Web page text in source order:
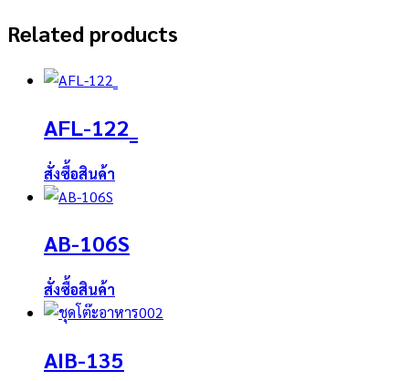
Related products
AFL-122_
สั่งซื้อสินค้า
AB-106S
สั่งซื้อสินค้า
AIB-135